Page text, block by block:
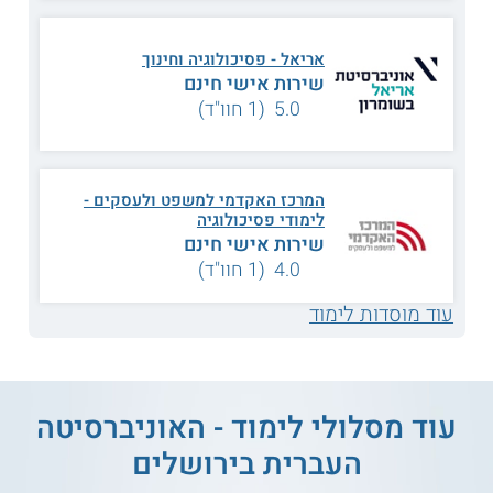
לומדים במגוון של קורסי חובה ובחירה עיוניים וגם לוקחים חלק
בפסיכולוגיה ובפוליטיקה.
נושאי הלימוד
היבטים ערכיים
גישות ביחסים בין
השפעות מדיה על
הפוליטיקה
הגירה וזהות לאומית
אריאל - פסיכולוגיה וחינוך
שירות אישי חינם
5.0 (1 חוו"ד)
המרכז האקדמי למשפט ולעסקים -
לימודי פסיכולוגיה
שירות אישי חינם
4.0 (1 חוו"ד)
עוד מוסדות לימוד
עוד מסלולי לימוד - האוניברסיטה
העברית בירושלים